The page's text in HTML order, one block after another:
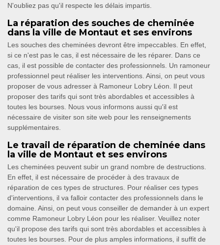
N'oubliez pas qu'il respecte les délais impartis.
La réparation des souches de cheminée
dans la ville de Montaut et ses environs
Les souches des cheminées devront être impeccables. En effet,
si ce n'est pas le cas, il est nécessaire de les réparer. Dans ce
cas, il est possible de contacter des professionnels. Un ramoneur
professionnel peut réaliser les interventions. Ainsi, on peut vous
proposer de vous adresser à Ramoneur Lobry Léon. Il peut
proposer des tarifs qui sont très abordables et accessibles à
toutes les bourses. Nous vous informons aussi qu'il est
nécessaire de visiter son site web pour les renseignements
supplémentaires.
Le travail de réparation de cheminée dans
la ville de Montaut et ses environs
Les cheminées peuvent subir un grand nombre de destructions.
En effet, il est nécessaire de procéder à des travaux de
réparation de ces types de structures. Pour réaliser ces types
d'interventions, il va falloir contacter des professionnels dans le
domaine. Ainsi, on peut vous conseiller de demander à un expert
comme Ramoneur Lobry Léon pour les réaliser. Veuillez noter
qu'il propose des tarifs qui sont très abordables et accessibles à
toutes les bourses. Pour de plus amples informations, il suffit de